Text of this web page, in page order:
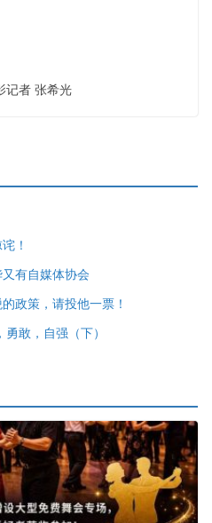
记者 张希光
！
有自媒体协会
政策，请投他一票！
敢，自强（下）